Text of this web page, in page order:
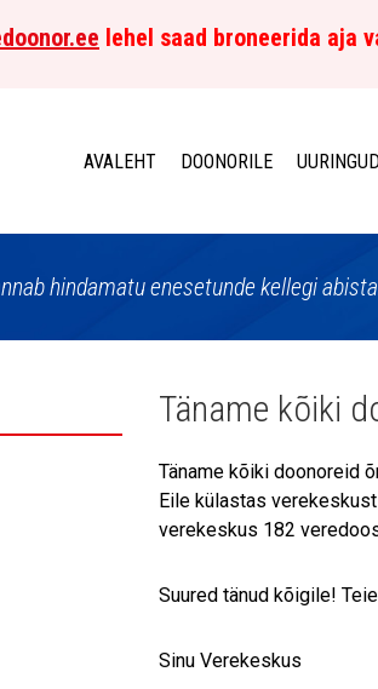
lehel saad broneerida aja
AVALEHT DOONORILE
hindamatu enesetunde kellegi
Täname kõiki
Täname kõiki doonoreid
Eile külastas
verekeskus 182
Suured tänud kõigile!
Sinu Verekeskus